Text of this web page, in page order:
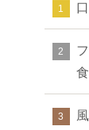
1
2
3